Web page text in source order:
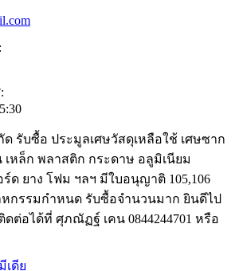
รับซื้อ ประมูลเศษวัสดุเหลือใช้ เศษซาก
เหล็ก พลาสติก กระดาษ อลูมิเนียม
ด ยาง โฟม ฯลฯ มีใบอนุญาติ 105,106
กรรมกำหนด รับซื้อจำนวนมาก ยินดีไป
ต่อได้ที่ ศุภณัฏฐ์ เคน 0844244701 หรือ
เดีย